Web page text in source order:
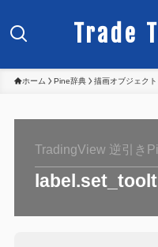
Trade
ホーム Pine辞典 描画オブジェクト
TradingView 逆引き